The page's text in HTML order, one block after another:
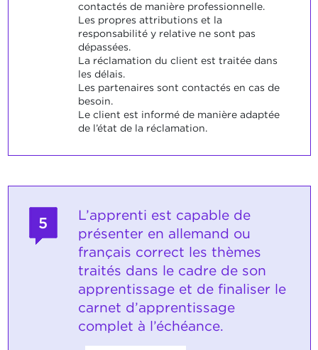
contactés de manière professionnelle.
Les propres attributions et la
responsabilité y relative ne sont pas
dépassées.
La réclamation du client est traitée dans
les délais.
Les partenaires sont contactés en cas de
besoin.
Le client est informé de manière adaptée
de l’état de la réclamation.
5
L’apprenti est capable de
présenter en allemand ou
français correct les thèmes
traités dans le cadre de son
apprentissage et de finaliser le
carnet d’apprentissage
complet à l’échéance.